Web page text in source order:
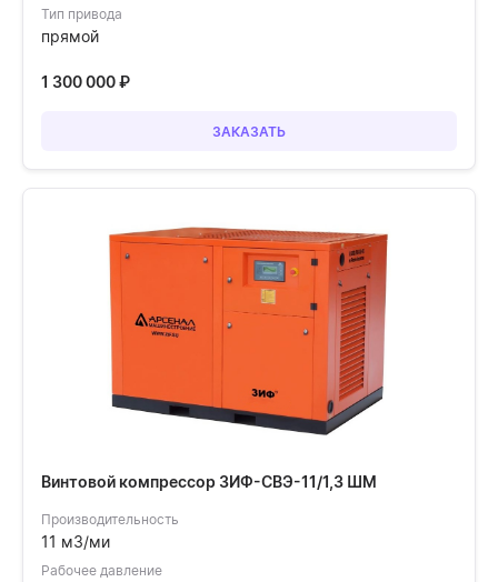
Тип привода
прямой
1 300 000₽
ЗАКАЗАТЬ
Винтовой компрессор ЗИФ-СВЭ-11/1,3 ШМ
Производительность
11 м3/ми
Рабочее давление